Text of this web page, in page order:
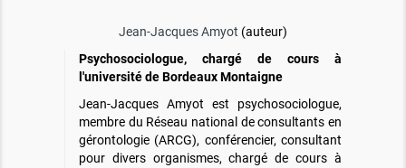
Jean-Jacques Amyot (auteur)
Psychosociologue, chargé de cours à
l'université de Bordeaux Montaigne
Jean-Jacques Amyot est psychosociologue,
membre du Réseau national de consultants en
gérontologie (ARCG), conférencier, consultant
pour divers organismes, chargé de cours à